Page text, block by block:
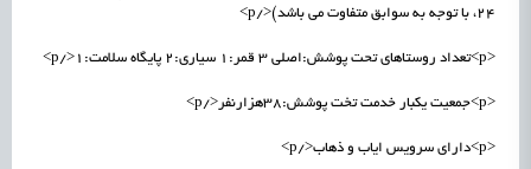
24، با توجه به سوابق متفاوت می باشد)</p>
<p>تعداد روستاهای تحت پوشش:اصلی ۳ قمر:۱ سیاری:۲ پایگاه سلامت:۱</p>
<p>جمعیت یکبار خدمت تخت پوشش:۳۸هزارنفر</p>
<p>دارای سرویس ایاب و ذهاب</p>